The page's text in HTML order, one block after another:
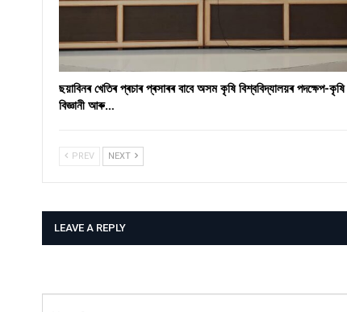
ছয়াবিনৰ খেতিৰ প্ৰচাৰ প্ৰসাৰৰ বাবে অসম কৃষি বিশ্ববিদ্যালয়ৰ পদক্ষেপ-কৃষি
বিজ্ঞানী আৰু…
PREV NEXT
LEAVE A REPLY